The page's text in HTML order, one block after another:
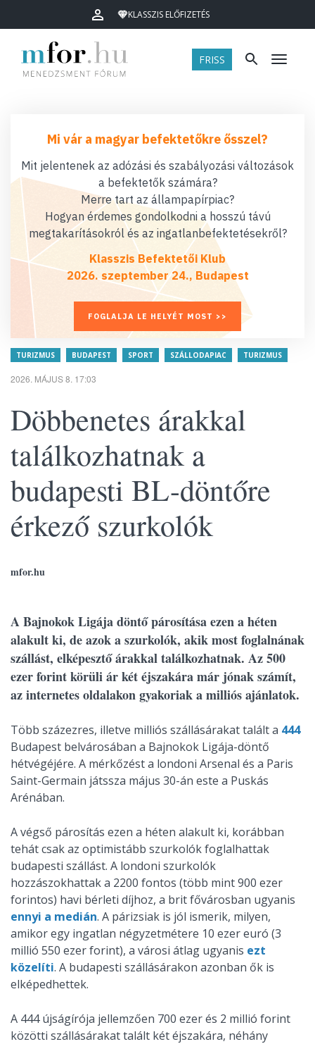
KLASSZIS ELŐFIZETÉS
FRISS Menü
Mi vár a magyar befektetőkre ősszel?
Mit jelentenek az adózási és szabályozási változások
a befektetők számára?
Merre tart az állampapírpiac?
Hogyan érdemes gondolkodni a hosszú távú
megtakarításokról és az ingatlanbefektetésekről?
Klasszis Befektetői Klub
2026. szeptember 24., Budapest
FOGLALJA LE HELYÉT MOST >>
TURIZMUS BUDAPEST SPORT SZÁLLODAPIAC TURIZMUS
2026. MÁJUS 8. 17:03
Döbbenetes árakkal
találkozhatnak a
budapesti BL-döntőre
érkező szurkolók
mfor.hu
A Bajnokok Ligája döntő párosítása ezen a héten
alakult ki, de azok a szurkolók, akik most foglalnának
szállást, elképesztő árakkal találkozhatnak. Az 500
ezer forint körüli ár két éjszakára már jónak számít,
az internetes oldalakon gyakoriak a milliós ajánlatok.
Több százezres, illetve milliós szállásárakat talált a 444
Budapest belvárosában a Bajnokok Ligája-döntő
hétvégéjére. A mérkőzést a londoni Arsenal és a Paris
Saint-Germain játssza május 30-án este a Puskás
Arénában.
A végső párosítás ezen a héten alakult ki, korábban
tehát csak az optimistább szurkolók foglalhattak
budapesti szállást. A londoni szurkolók
hozzászokhattak a 2200 fontos (több mint 900 ezer
forintos) havi bérleti díjhoz, a brit fővárosban ugyanis
ennyi a medián. A párizsiak is jól ismerik, milyen,
amikor egy ingatlan négyzetmétere 10 ezer euró (3
millió 550 ezer forint), a városi átlag ugyanis ezt
közelíti. A budapesti szállásárakon azonban ők is
elképedhettek.
A 444 újságírója jellemzően 700 ezer és 2 millió forint
közötti szállásárakat talált két éjszakára, néhány